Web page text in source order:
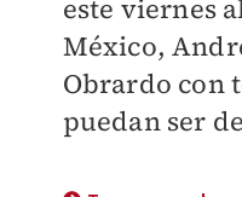
este viernes
México,
Obrardo con
puedan ser